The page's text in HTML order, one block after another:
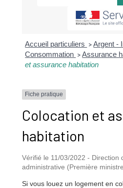
Accueil particuliers > Argent -
Consommation > Assurance
et assurance habitation
Fiche pratique
Colocation et
habitation
Vérifié le 11/03/2022 - Direction
administrative (Première
Si vous louez un logement en